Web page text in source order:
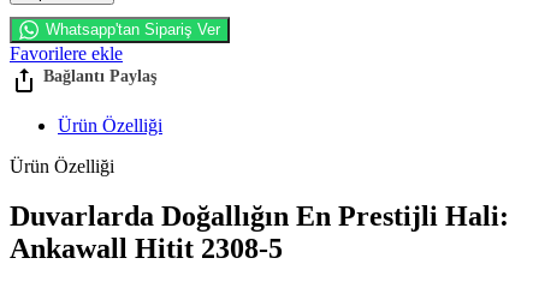
Whatsapp'tan Sipariş Ver
Favorilere ekle
Ürün Özelliği
Ürün Özelliği
Duvarlarda Doğallığın En Prestijli Hali:
Ankawall Hitit 2308-5